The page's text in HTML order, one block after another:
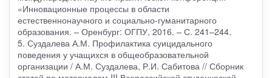
«Инновационные процессы в области
естественнонаучного и социально-гуманитарного
образования. – Оренбург: ОГПУ, 2016. – С. 241–244.
5. Суздалева А.М. Профилактика суицидального
поведения у учащихся в общеобразовательной
организации / А.М. Суздалева, Р.И. Сабитова // Сборник